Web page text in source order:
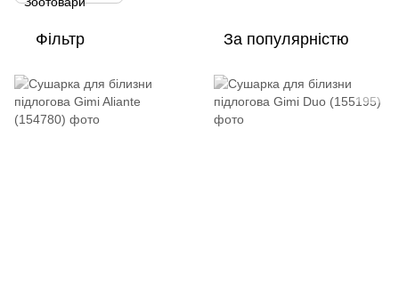
Фільтр За популярністю